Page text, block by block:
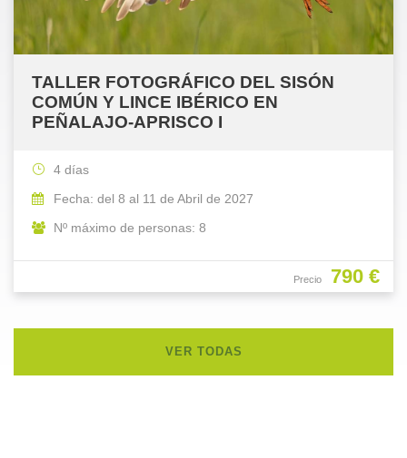
TALLER FOTOGRÁFICO DEL SISÓN
COMÚN Y LINCE IBÉRICO EN
PEÑALAJO-APRISCO I
Precio 790 €
4 días
Fecha: del 8 al 11 de Abril de 2027
Nº máximo de personas: 8
VER TODAS